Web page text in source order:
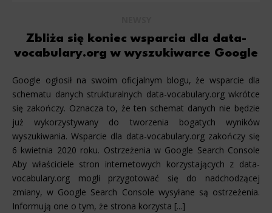
Zbliża się koniec wsparcia dla data-
vocabulary.org w wyszukiwarce Google
Google ogłosił na swoim oficjalnym blogu, że wsparcie dla
schematu danych strukturalnych data-vocabulary.org wkrótce
się zakończy. Oznacza to, że ten schemat danych nie będzie
już wykorzystywany do tworzenia bogatych wyników
wyszukiwania. Wsparcie dla data-vocabulary.org zakończy się
6 kwietnia 2020 roku. Ostrzeżenia w Google Search Console
Aby właściciele stron internetowych korzystających z data-
vocabulary.org mogli przygotować się do nadchodzącej
zmiany, w Google Search Console wysyłane są ostrzeżenia.
Informują one o tym, że strona korzysta [...]